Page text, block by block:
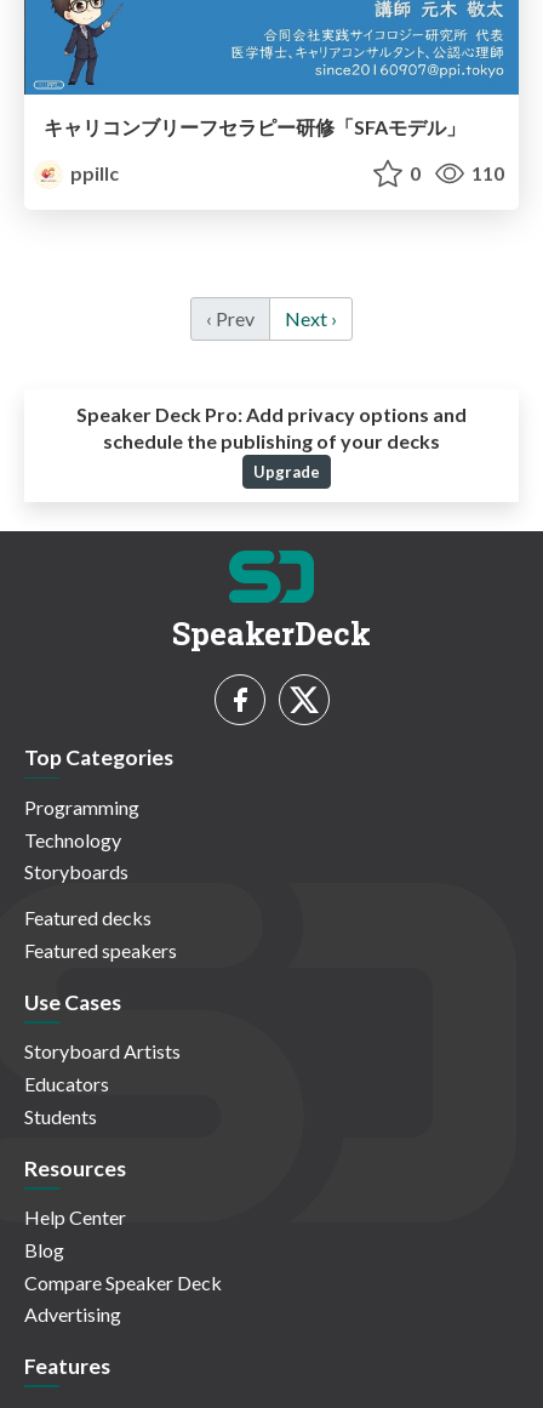
キャリコンブリーフセラピー研修「SFAモデル」
ppillc
0 110
‹ Prev Next ›
Speaker Deck Pro:Add privacy options and
schedule the publishing of your decks
Upgrade
SpeakerDeck
Top Categories
Programming
Technology
Storyboards
Featured decks
Featured speakers
Use Cases
Storyboard Artists
Educators
Students
Resources
Help Center
Blog
Compare Speaker Deck
Advertising
Features